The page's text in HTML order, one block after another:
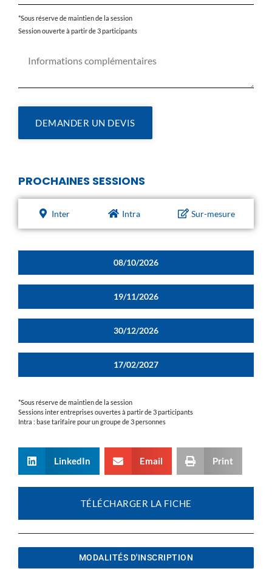
*Sous réserve de maintien de la session
Session ouverte à partir de 3 participants
DEMANDER UN DEVIS
PROCHAINES SESSIONS
Inter Intra Sur-mesure
08/10/2026
19/11/2026
30/12/2026
17/02/2027
*Sous réserve de maintien de la session
Sessions inter entreprises ouvertes à partir de 3 participants
Intra : base tarifaire pour un groupe de 3 personnes
LinkedIn Email Print
TÉLÉCHARGER LA FICHE
MODALITÉS D'INSCRIPTION